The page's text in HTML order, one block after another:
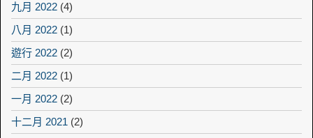
九月 2022 (4)
八月 2022 (1)
遊行 2022 (2)
二月 2022 (1)
一月 2022 (2)
十二月 2021 (2)